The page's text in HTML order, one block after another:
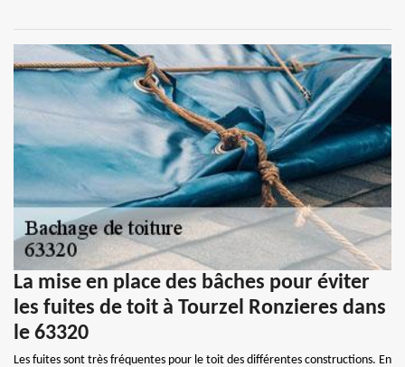
La mise en place des bâches pour éviter
les fuites de toit à Tourzel Ronzieres dans
le 63320
Les fuites sont très fréquentes pour le toit des différentes constructions. En